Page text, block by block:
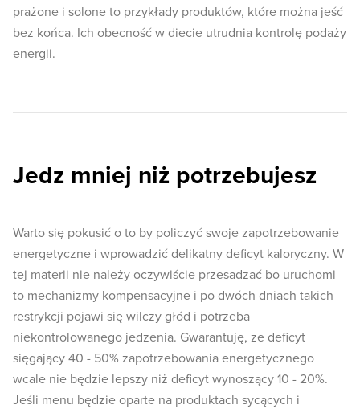
prażone i solone to przykłady produktów, które można jeść
bez końca. Ich obecność w diecie utrudnia kontrolę podaży
energii.
Jedz mniej niż potrzebujesz
Warto się pokusić o to by policzyć swoje zapotrzebowanie
energetyczne i wprowadzić delikatny deficyt kaloryczny. W
tej materii nie należy oczywiście przesadzać bo uruchomi
to mechanizmy kompensacyjne i po dwóch dniach takich
restrykcji pojawi się wilczy głód i potrzeba
niekontrolowanego jedzenia. Gwarantuję, ze deficyt
sięgający 40 - 50% zapotrzebowania energetycznego
wcale nie będzie lepszy niż deficyt wynoszący 10 - 20%.
Jeśli menu będzie oparte na produktach sycących i